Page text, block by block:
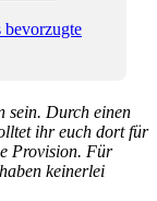
sein. Durch einen
ihr euch dort für
Provision. Für
keinerlei